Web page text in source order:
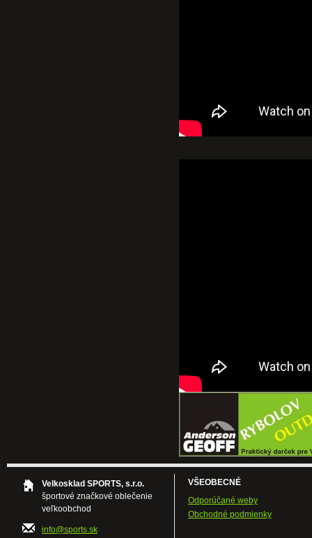
Velkosklad SPORTS, s.r.o.
športové značkové oblečenie
veľkoobchod
info@sports.sk
VŠEOBECNÉ
Odporúčané weby
Obchodné podmienky